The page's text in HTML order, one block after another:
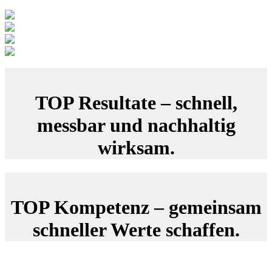
TOP Resultate – schnell,
messbar und nachhaltig
wirksam.
TOP Kompetenz – gemeinsam
schneller Werte schaffen.